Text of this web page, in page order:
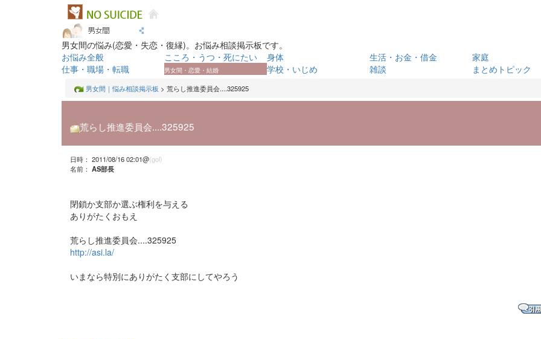
男女間の悩み(恋愛・失恋・復縁)。お悩み相談掲示板です。
お悩み全般
こころ・うつ・死にたい 身体 生活・お金・借金
家庭
仕事・職場・転職
男女間・恋愛・結婚 学校・いじめ 雑談 まとめトピック
男女間｜悩み相談掲示板 > 荒らし推進委員会....325925
荒らし推進委員会....325925
日時： 2011/08/16 02:01@(gol)
名前： AS部長
閉鎖か支部か選ぶ権利を与える
ありがたくおもえ
荒らし推進委員会....325925
http://asi.la/
いまなら特別にありがたく支部にしてやろう